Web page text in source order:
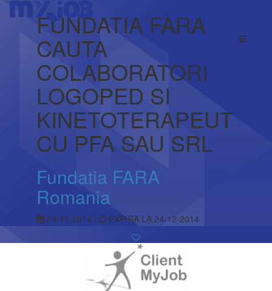
FUNDATIA FARA
CAUTA
COLABORATORI
LOGOPED SI
KINETOTERAPEUT
CU PFA SAU SRL
Fundatia FARA
Romania
24-11-2014 | EXPIRA LA 24-12-2014